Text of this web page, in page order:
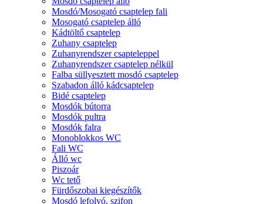
Mosdó/Mosogató csaptelep fali
Mosogató csaptelep álló
Kádtöltő csaptelep
Zuhany csaptelep
Zuhanyrendszer csapteleppel
Zuhanyrendszer csaptelep nélkül
Falba süllyesztett mosdó csaptelep
Szabadon álló kádcsaptelep
Bidé csaptelep
Mosdók bútorra
Mosdók pultra
Mosdók falra
Monoblokkos WC
Fali WC
Álló wc
Piszoár
Wc tető
Fürdőszobai kiegészítők
Mosdó lefolyó, szifon